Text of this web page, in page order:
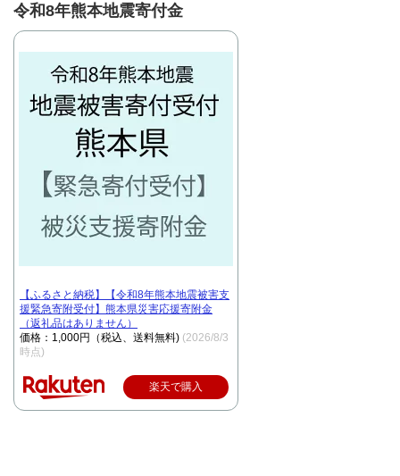
令和8年熊本地震寄付金
【ふるさと納税】【令和8年熊本地震被害支
援緊急寄附受付】熊本県災害応援寄附金
（返礼品はありません）
価格：1,000円（税込、送料無料) (2026/8/3
時点)
楽天で購入